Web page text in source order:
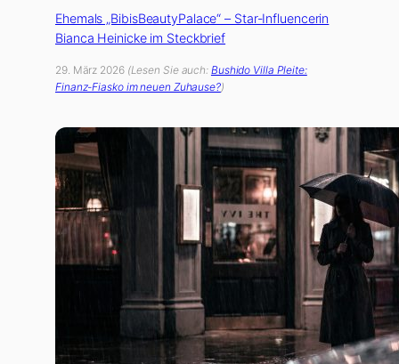
Ehemals „BibisBeautyPalace“ – Star-Influencerin
Bianca Heinicke im Steckbrief
29. März 2026 (Lesen Sie auch: Bushido Villa Pleite:
Finanz-Fiasko im neuen Zuhause?)